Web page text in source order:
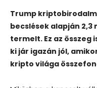
Trump
becslések alapján
termelt. Ez az
ki jár igazán jól,
kripto világa